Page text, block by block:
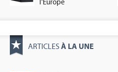
l'Europe
ARTICLES À LA UNE